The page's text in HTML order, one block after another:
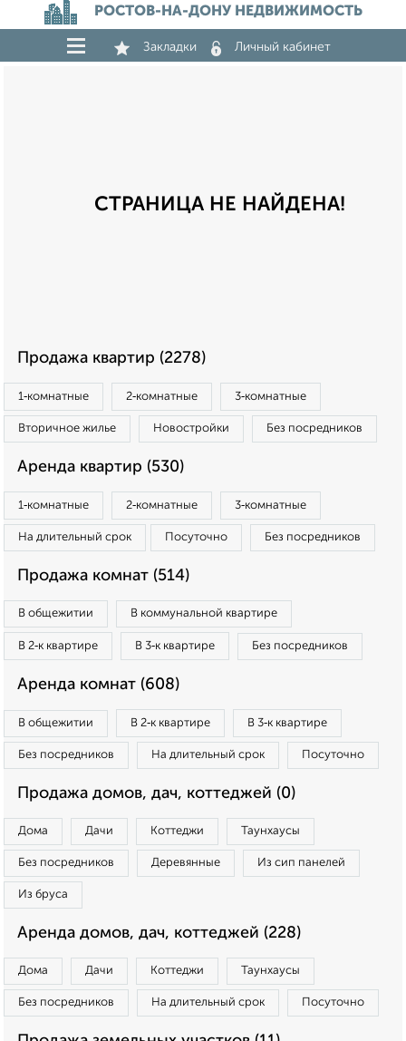
РОСТОВ-НА-ДОНУ НЕДВИЖИМОСТЬ
Закладки Личный кабинет
СТРАНИЦА НЕ НАЙДЕНА!
Продажа квартир (2278)
1‑комнатные 2‑комнатные 3‑комнатные
Вторичное жилье Новостройки Без посредников
Аренда квартир (530)
1‑комнатные 2‑комнатные 3‑комнатные
На длительный срок Посуточно Без посредников
Продажа комнат (514)
В общежитии В коммунальной квартире
В 2‑к квартире В 3‑к квартире Без посредников
Аренда комнат (608)
В общежитии В 2‑к квартире В 3‑к квартире
Без посредников На длительный срок Посуточно
Продажа домов, дач, коттеджей (0)
Дома Дачи Коттеджи Таунхаусы
Без посредников Деревянные Из сип панелей
Из бруса
Аренда домов, дач, коттеджей (228)
Дома Дачи Коттеджи Таунхаусы
Без посредников На длительный срок Посуточно